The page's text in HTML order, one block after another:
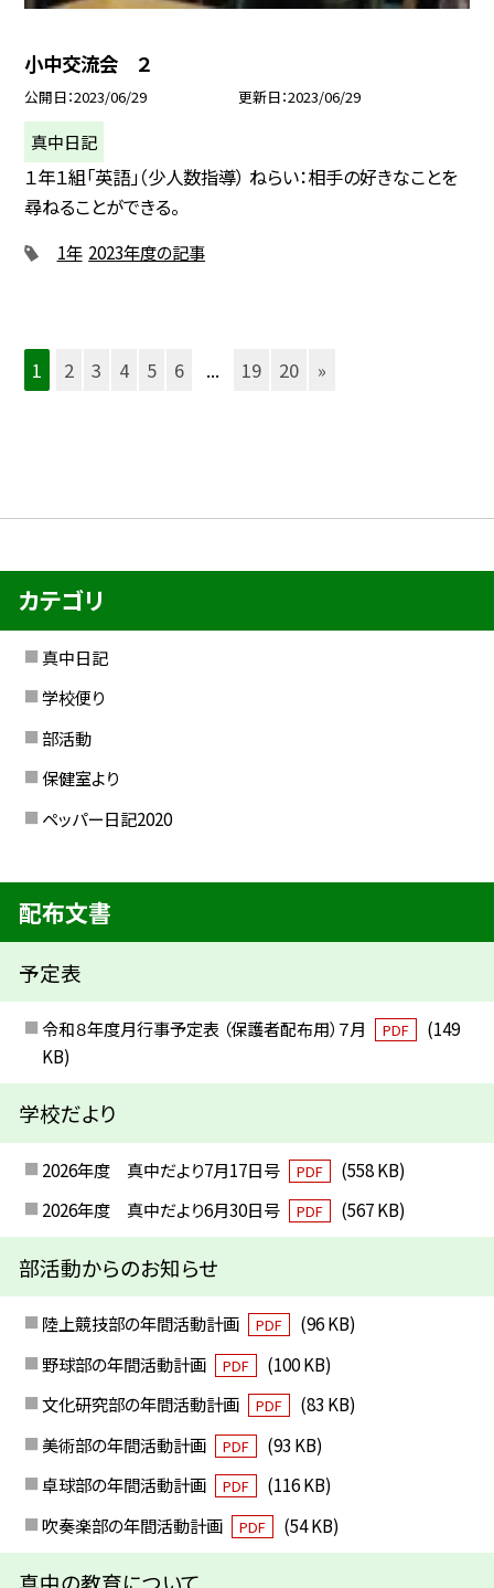
小中交流会 ２
公開日 2023/06/29 更新日 2023/06/29
真中日記
１年１組「英語」（少人数指導） ねらい：相手の好きなことを
尋ねることができる。
1年 2023年度の記事
1 2 3 4 5 6 ... 19 20 »
カテゴリ
真中日記
学校便り
部活動
保健室より
ペッパー日記2020
配布文書
予定表
令和８年度月行事予定表 （保護者配布用）７月 PDF
(149
KB)
学校だより
2026年度 真中だより7月17日号 PDF
(558 KB)
2026年度 真中だより6月30日号
PDF (567 KB)
部活動からのお知らせ
陸上競技部の年間活動計画 PDF
(96 KB)
野球部の年間活動計画
PDF
(100 KB)
文化研究部の年間活動計画
PDF
(83 KB)
美術部の年間活動計画
PDF
(93 KB)
卓球部の年間活動計画
PDF
(116 KB)
吹奏楽部の年間活動計画
PDF (54 KB)